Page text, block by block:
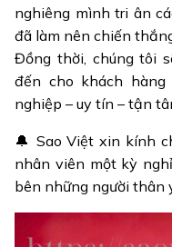
nghiêng mình tri ân
đã làm nên chiến
Đồng thời, chúng tôi
đến cho khách
nghiệp – uy tín – tận
🔔 Sao Việt xin kính
nhân viên một kỳ
bên những người thân